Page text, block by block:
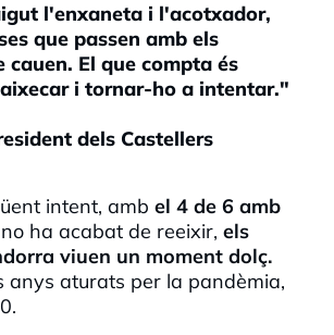
l'enxaneta i l'acotxador,
que passen amb els
cauen. El que compta és
i tornar-ho a intentar."
dels Castellers
intent, amb el 4 de 6 amb
ha acabat de reeixir, els
viuen un moment dolç.
anys aturats per la pandèmia,